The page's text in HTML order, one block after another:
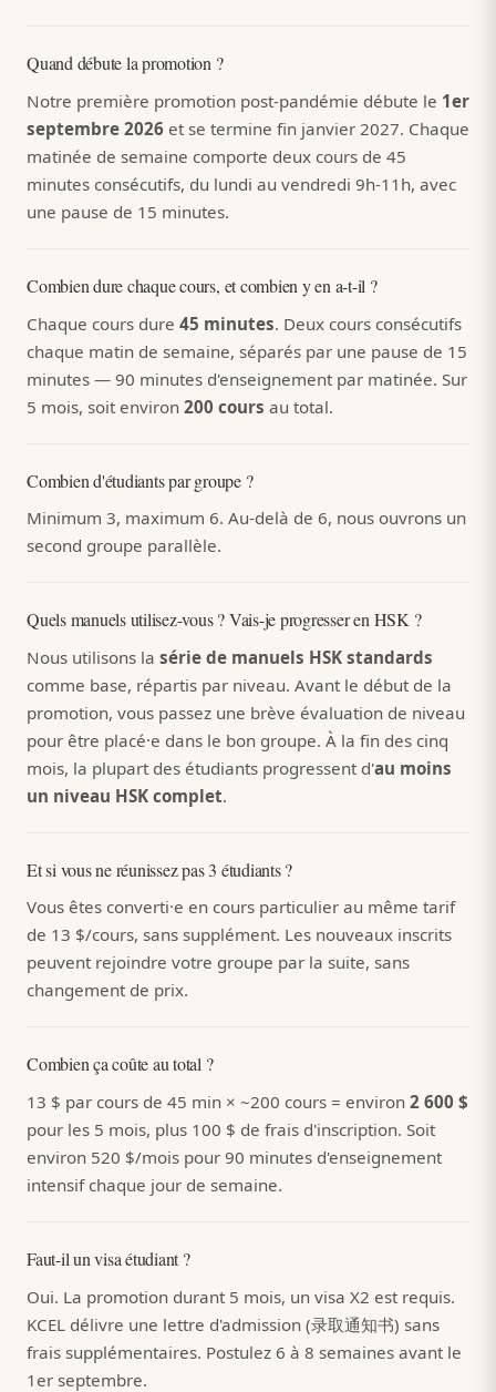
Quand débute la promotion ?
Notre première promotion post-pandémie débute le 1er
septembre 2026 et se termine fin janvier 2027. Chaque
matinée de semaine comporte deux cours de 45
minutes consécutifs, du lundi au vendredi 9h-11h, avec
une pause de 15 minutes.
Combien dure chaque cours, et combien y en a-t-il ?
Chaque cours dure 45 minutes. Deux cours consécutifs
chaque matin de semaine, séparés par une pause de 15
minutes — 90 minutes d'enseignement par matinée. Sur
5 mois, soit environ 200 cours au total.
Combien d'étudiants par groupe ?
Minimum 3, maximum 6. Au-delà de 6, nous ouvrons un
second groupe parallèle.
Quels manuels utilisez-vous ? Vais-je progresser en HSK ?
Nous utilisons la série de manuels HSK standards
comme base, répartis par niveau. Avant le début de la
promotion, vous passez une brève évaluation de niveau
pour être placé·e dans le bon groupe. À la fin des cinq
mois, la plupart des étudiants progressent d'au moins
un niveau HSK complet.
Et si vous ne réunissez pas 3 étudiants ?
Vous êtes converti·e en cours particulier au même tarif
de 13 $/cours, sans supplément. Les nouveaux inscrits
peuvent rejoindre votre groupe par la suite, sans
changement de prix.
Combien ça coûte au total ?
13 $ par cours de 45 min × ~200 cours = environ 2 600 $
pour les 5 mois, plus 100 $ de frais d'inscription. Soit
environ 520 $/mois pour 90 minutes d'enseignement
intensif chaque jour de semaine.
Faut-il un visa étudiant ?
Oui. La promotion durant 5 mois, un visa X2 est requis.
KCEL délivre une lettre d'admission (录取通知书) sans
frais supplémentaires. Postulez 6 à 8 semaines avant le
1er septembre.